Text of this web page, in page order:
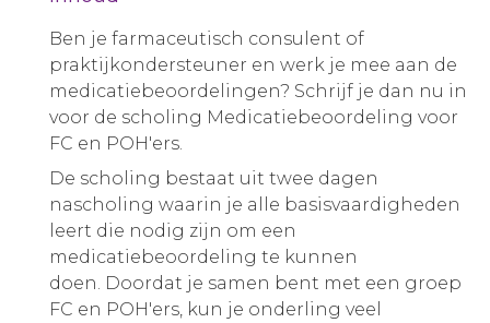
Ben je farmaceutisch consulent of
praktijkondersteuner en werk je mee aan de
medicatiebeoordelingen? Schrijf je dan nu in
voor de scholing Medicatiebeoordeling voor
FC en POH'ers.
De scholing bestaat uit twee dagen
nascholing waarin je alle basisvaardigheden
leert die nodig zijn om een
medicatiebeoordeling te kunnen
doen. Doordat je samen bent met een groep
FC en POH'ers, kun je onderling veel